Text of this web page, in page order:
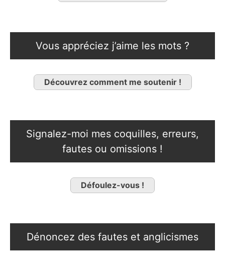
Vous appréciez j’aime les mots ?
Découvrez comment me soutenir !
Signalez-moi mes coquilles, erreurs,
fautes ou omissions !
Défoulez-vous !
Dénoncez des fautes et anglicismes